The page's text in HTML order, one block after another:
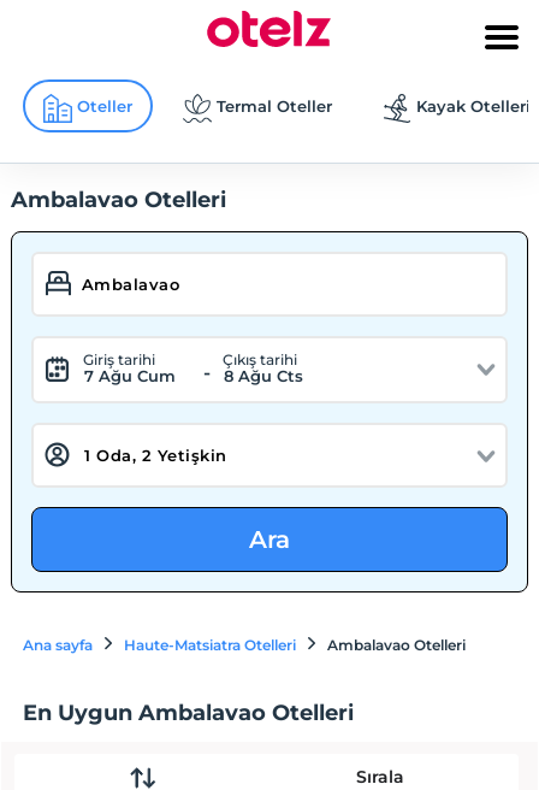
Oteller Termal Oteller Kayak Otelleri
Ambalavao Otelleri
Giriş tarihi
7 Ağu Cum -
Çıkış tarihi
8 Ağu Cts
Ara
Ana sayfa Haute-Matsiatra Otelleri Ambalavao Otelleri
En Uygun Ambalavao Otelleri
Sırala